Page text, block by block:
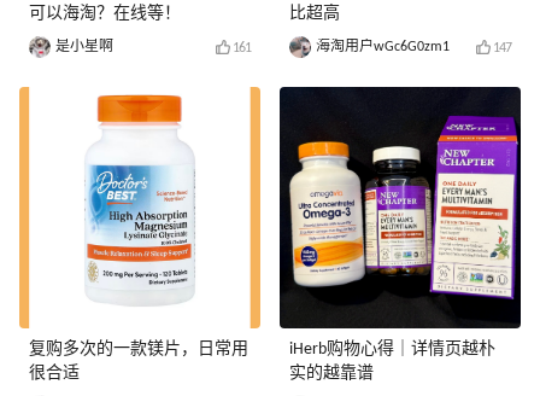
可以海淘？在线等！
是小星啊 161
复购多次的一款镁片，日常用
很合适
比超高
海淘用户wGc6G0zm1 147
iHerb购物心得｜详情页越朴
实的越靠谱